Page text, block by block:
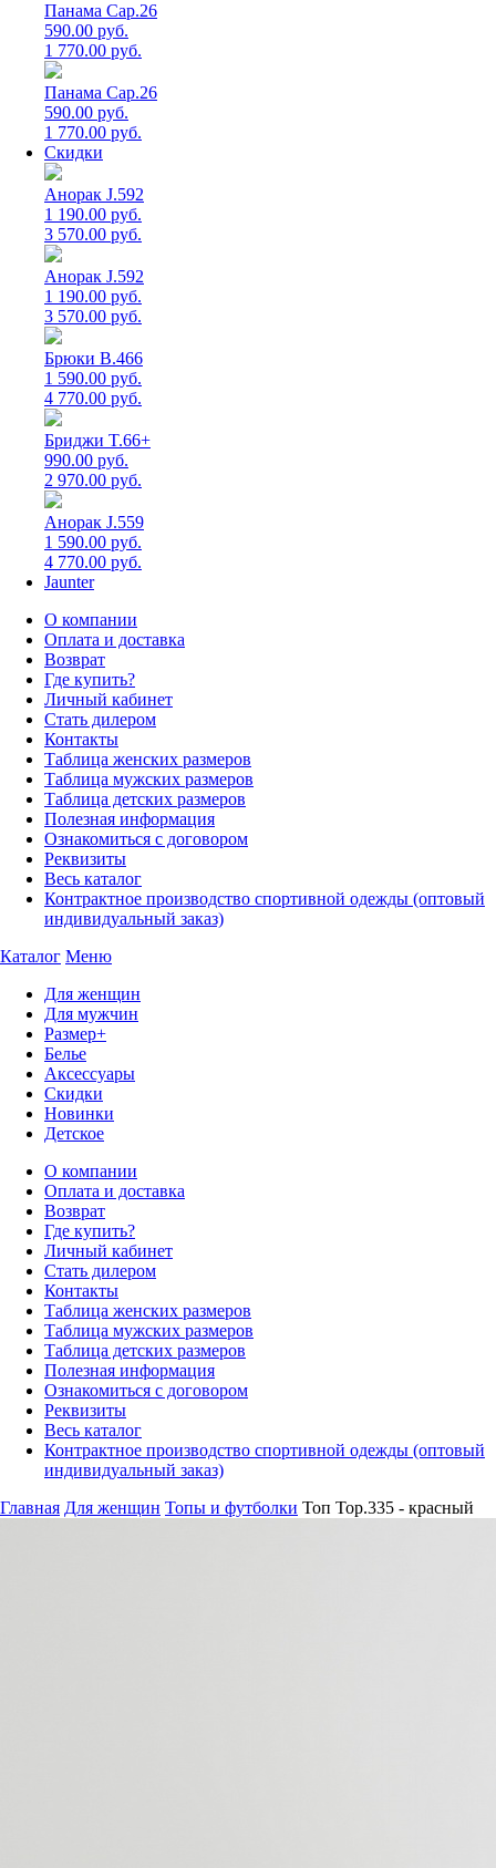
Панама Cap.26
590.00 руб.
1 770.00 руб.
Панама Cap.26
590.00 руб.
1 770.00 руб.
Скидки
Анорак J.592
1 190.00 руб.
3 570.00 руб.
Анорак J.592
1 190.00 руб.
3 570.00 руб.
Брюки B.466
1 590.00 руб.
4 770.00 руб.
Бриджи T.66+
990.00 руб.
2 970.00 руб.
Анорак J.559
1 590.00 руб.
4 770.00 руб.
Jaunter
О компании
Оплата и доставка
Возврат
Где купить?
Личный кабинет
Стать дилером
Контакты
Таблица женских размеров
Таблица мужских размеров
Таблица детских размеров
Полезная информация
Ознакомиться с договором
Реквизиты
Весь каталог
Контрактное производство спортивной одежды (оптовый
индивидуальный заказ)
Каталог Меню
Для женщин
Для мужчин
Размер+
Белье
Аксессуары
Скидки
Новинки
Детское
О компании
Оплата и доставка
Возврат
Где купить?
Личный кабинет
Стать дилером
Контакты
Таблица женских размеров
Таблица мужских размеров
Таблица детских размеров
Полезная информация
Ознакомиться с договором
Реквизиты
Весь каталог
Контрактное производство спортивной одежды (оптовый
индивидуальный заказ)
Главная Для женщин Топы и футболки Топ Top.335 - красный